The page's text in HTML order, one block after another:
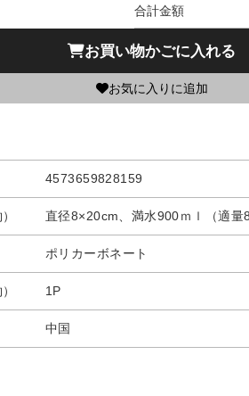
合計金額
お買い物かごに入れる
お気に入りに追加
4573659828159
直径8×20cm、満水900ｍｌ（適量
ポリカーボネート
1P
中国